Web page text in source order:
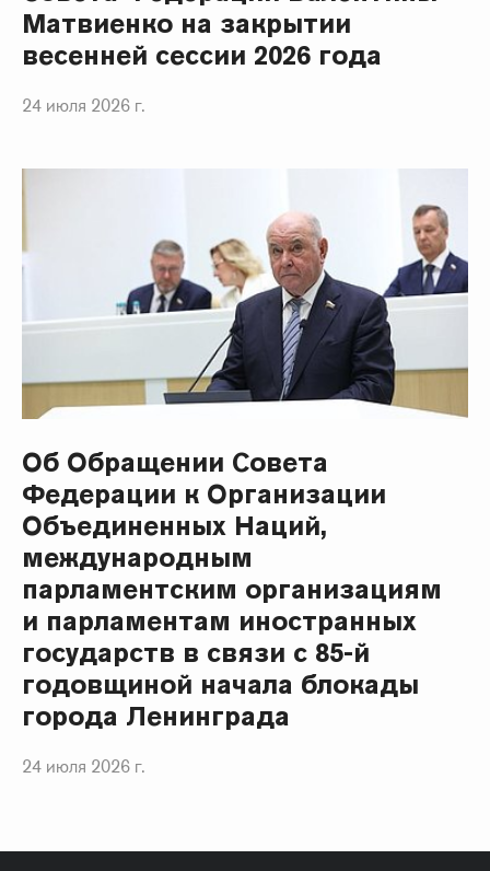
Матвиенко на закрытии
весенней сессии 2026 года
24 июля 2026 г.
Об Обращении Совета
Федерации к Организации
Объединенных Наций,
международным
парламентским организациям
и парламентам иностранных
государств в связи с 85-й
годовщиной начала блокады
города Ленинграда
24 июля 2026 г.